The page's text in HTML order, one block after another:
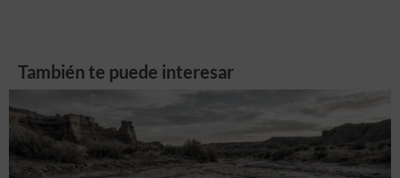
También te puede interesar